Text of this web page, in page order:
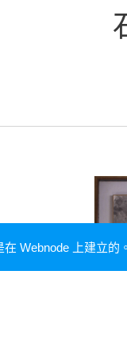
在 Webnode 上建立的